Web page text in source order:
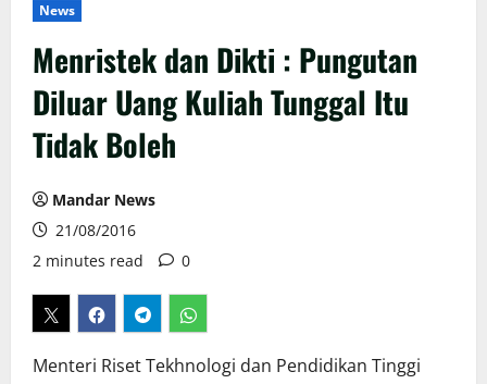
News
Menristek dan Dikti : Pungutan
Diluar Uang Kuliah Tunggal Itu
Tidak Boleh
Mandar News
21/08/2016
2 minutes read
0
Menteri Riset Tekhnologi dan Pendidikan Tinggi